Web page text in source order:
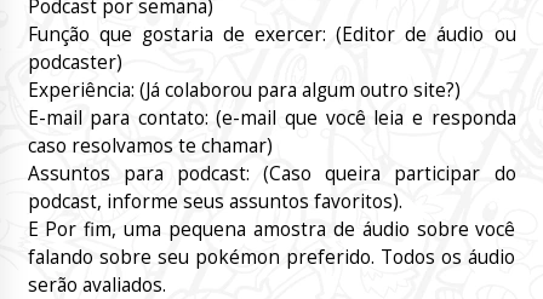
Podcast por semana)
Função que gostaria de exercer: (Editor de áudio ou
podcaster)
Experiência: (Já colaborou para algum outro site?)
E-mail para contato: (e-mail que você leia e responda
caso resolvamos te chamar)
Assuntos para podcast: (Caso queira participar do
podcast, informe seus assuntos favoritos).
E Por fim, uma pequena amostra de áudio sobre você
falando sobre seu pokémon preferido. Todos os áudio
serão avaliados.